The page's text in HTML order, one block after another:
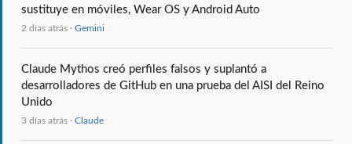
sustituye en móviles, Wear OS y Android Auto
2 días atrás · Gemini
Claude Mythos creó perfiles falsos y suplantó a
desarrolladores de GitHub en una prueba del AISI del Reino
Unido
3 días atrás · Claude